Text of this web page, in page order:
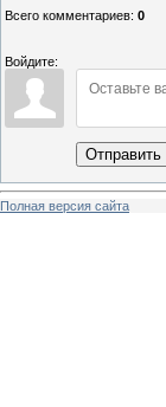
Всего комментариев: 0
Войдите:
Отправить
Полная версия сайта